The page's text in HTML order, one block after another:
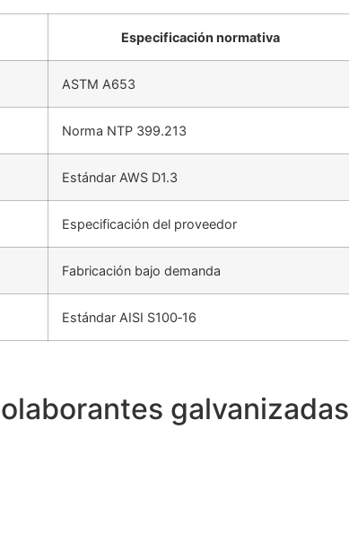
Especificación normativa
ASTM A653
Norma NTP 399.213
Estándar AWS D1.3
Especificación del proveedor
Fabricación bajo demanda
Estándar AISI S100‑16
galvanizadas